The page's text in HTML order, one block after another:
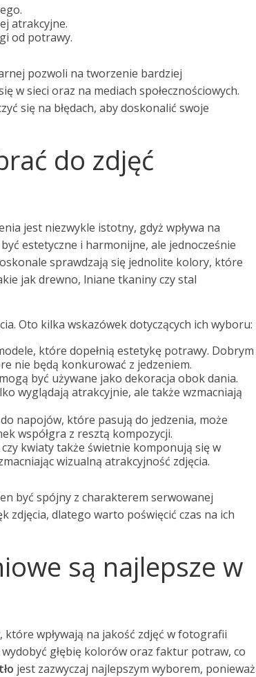
atrakcyjne.
od potrawy.
pozwoli na tworzenie bardziej
w sieci oraz na mediach społecznościowych.
się na błędach, aby doskonalić swoje
do zdjęć
jest niezwykle istotny, gdyż wpływa na
estetyczne i harmonijne, ale jednocześnie
sprawdzają się jednolite kolory, które
jak drewno, lniane tkaniny czy stal
Oto kilka wskazówek dotyczących ich wyboru:
które dopełnią estetykę potrawy. Dobrym
nie będą konkurować z jedzeniem.
być używane jako dekoracja obok dania.
wyglądają atrakcyjnie, ale także wzmacniają
napojów, które pasują do jedzenia, może
współgra z resztą kompozycji.
kwiaty także świetnie komponują się w
wizualną atrakcyjność zdjęcia.
być spójny z charakterem serwowanej
zdjęcia, dlatego warto poświęcić czas na ich
są najlepsze w
wpływają na jakość zdjęć w fotografii
głębię kolorów oraz faktur potraw, co
jest zazwyczaj najlepszym wyborem, ponieważ